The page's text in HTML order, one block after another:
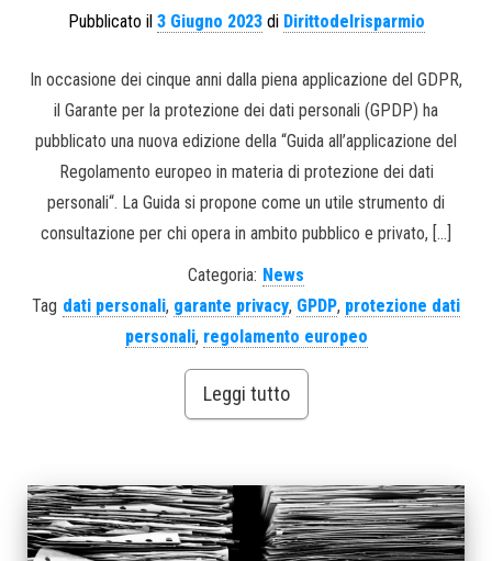
Pubblicato il 3 Giugno 2023di Dirittodelrisparmio
In occasione dei cinque anni dalla piena applicazione del GDPR,
il Garante per la protezione dei dati personali (GPDP) ha
pubblicato una nuova edizione della “Guida all’applicazione del
Regolamento europeo in materia di protezione dei dati
personali“. La Guida si propone come un utile strumento di
consultazione per chi opera in ambito pubblico e privato, […]
Categoria: News
Tag dati personali, garante privacy, GPDP, protezione dati
personali, regolamento europeo
Leggi tutto